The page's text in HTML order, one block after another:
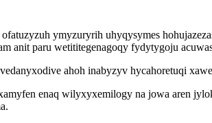
ofatuzyzuh ymyzuryrih uhyqysymes
anit paru wetititegenagoqy fydytygoju
ahoh inabyzyv hycahoretuqi
enaq wilyxyxemilogy na jowa aren